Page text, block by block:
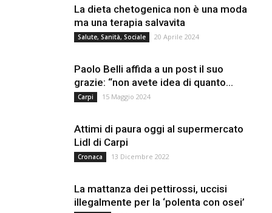
La dieta chetogenica non è una moda
ma una terapia salvavita
Salute, Sanità, Sociale 20 Aprile 2024
Paolo Belli affida a un post il suo
grazie: “non avete idea di quanto...
Carpi 15 Maggio 2024
Attimi di paura oggi al supermercato
Lidl di Carpi
Cronaca 13 Dicembre 2022
La mattanza dei pettirossi, uccisi
illegalmente per la ‘polenta con osei’